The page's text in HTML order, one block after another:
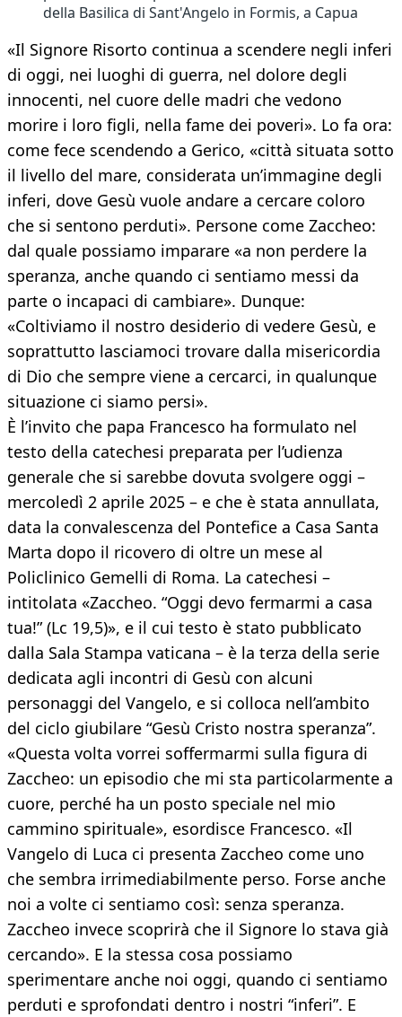
della Basilica di Sant'Angelo in Formis, a Capua
«Il Signore Risorto continua a scendere negli inferi
di oggi, nei luoghi di guerra, nel dolore degli
innocenti, nel cuore delle madri che vedono
morire i loro figli, nella fame dei poveri». Lo fa ora:
come fece scendendo a Gerico, «città situata sotto
il livello del mare, considerata un’immagine degli
inferi, dove Gesù vuole andare a cercare coloro
che si sentono perduti». Persone come Zaccheo:
dal quale possiamo imparare «a non perdere la
speranza, anche quando ci sentiamo messi da
parte o incapaci di cambiare». Dunque:
«Coltiviamo il nostro desiderio di vedere Gesù, e
soprattutto lasciamoci trovare dalla misericordia
di Dio che sempre viene a cercarci, in qualunque
situazione ci siamo persi».
È l’invito che papa Francesco ha formulato nel
testo della catechesi preparata per l’udienza
generale che si sarebbe dovuta svolgere oggi –
mercoledì 2 aprile 2025 – e che è stata annullata,
data la convalescenza del Pontefice a Casa Santa
Marta dopo il ricovero di oltre un mese al
Policlinico Gemelli di Roma. La catechesi –
intitolata «Zaccheo. “Oggi devo fermarmi a casa
tua!” (Lc 19,5)», e il cui testo è stato pubblicato
dalla Sala Stampa vaticana – è la terza della serie
dedicata agli incontri di Gesù con alcuni
personaggi del Vangelo, e si colloca nell’ambito
del ciclo giubilare “Gesù Cristo nostra speranza”.
«Questa volta vorrei soffermarmi sulla figura di
Zaccheo: un episodio che mi sta particolarmente a
cuore, perché ha un posto speciale nel mio
cammino spirituale», esordisce Francesco. «Il
Vangelo di Luca ci presenta Zaccheo come uno
che sembra irrimediabilmente perso. Forse anche
noi a volte ci sentiamo così: senza speranza.
Zaccheo invece scoprirà che il Signore lo stava già
cercando». E la stessa cosa possiamo
sperimentare anche noi oggi, quando ci sentiamo
perduti e sprofondati dentro i nostri “inferi”. E